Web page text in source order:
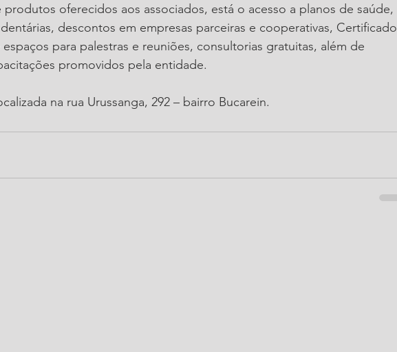
produtos oferecidos aos associados, está o acesso a planos de saúde,
descontos em empresas parceiras e cooperativas, Certificado
para palestras e reuniões, consultorias gratuitas, além de
promovidos pela entidade.
na rua Urussanga, 292 – bairro Bucarein.